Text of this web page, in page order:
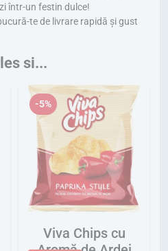
într-un festin dulce!
te de livrare rapidă și gust
si...
-5%
Viva Chips cu